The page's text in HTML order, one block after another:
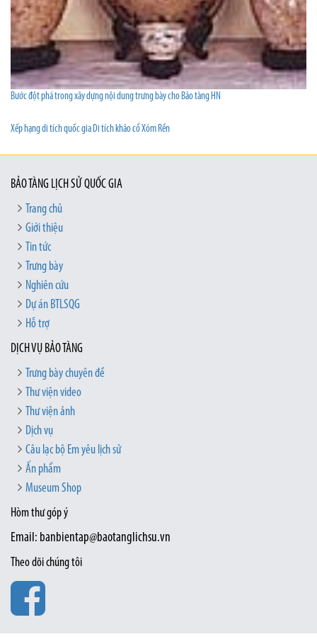
Bước đột phá trong xây dựng nội dung trưng bày cho Bảo tàng HN
Xếp hạng di tích quốc gia Di tích khảo cổ Xóm Rền
BẢO TÀNG LỊCH SỬ QUỐC GIA
Trang chủ
Giới thiệu
Tin tức
Trưng bày
Nghiên cứu
Dự án BTLSQG
Hỗ trợ
DỊCH VỤ BẢO TÀNG
Trưng bày chuyên đề
Thư viện video
Thư viện ảnh
Dịch vụ
Câu lạc bộ Em yêu lịch sử
Ấn phẩm
Museum Shop
Hòm thư góp ý
Email: banbientap@baotanglichsu.vn
Theo dõi chúng tôi